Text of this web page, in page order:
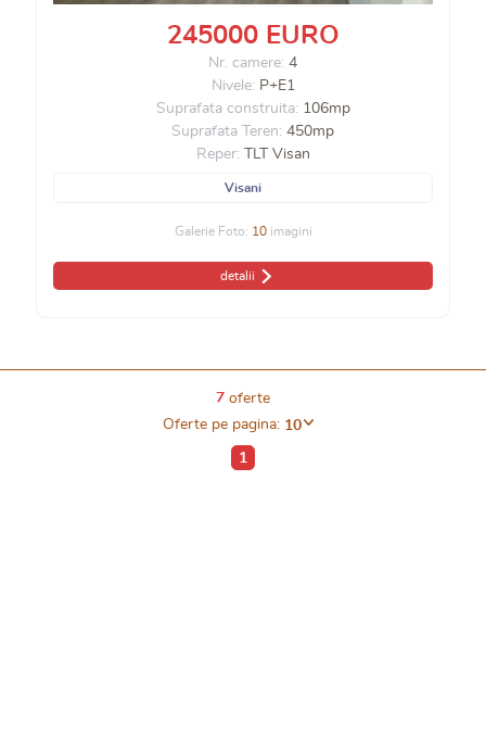
245000 EURO
Nr. camere: 4
Nivele: P+E1
Suprafata construita: 106mp
Suprafata Teren: 450mp
Reper:
TLT Visan
Visani
Galerie Foto: 10imagini
detalii
7 oferte
Oferte pe pagina: 10
1